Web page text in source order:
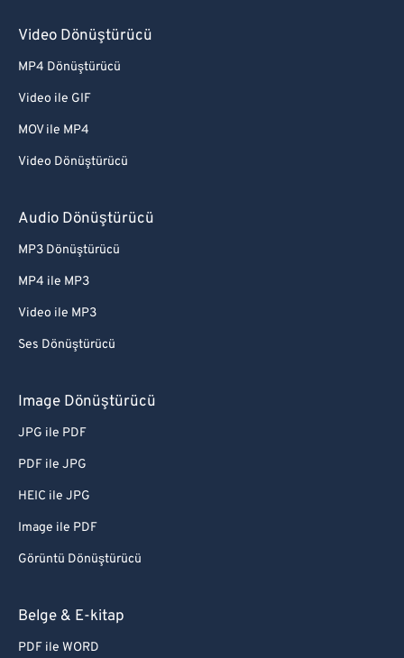
Video Dönüştürücü
MP4 Dönüştürücü
Video ile GIF
MOV ile MP4
Video Dönüştürücü
Audio Dönüştürücü
MP3 Dönüştürücü
MP4 ile MP3
Video ile MP3
Ses Dönüştürücü
Image Dönüştürücü
JPG ile PDF
PDF ile JPG
HEIC ile JPG
Image ile PDF
Görüntü Dönüştürücü
Belge & E-kitap
PDF ile WORD